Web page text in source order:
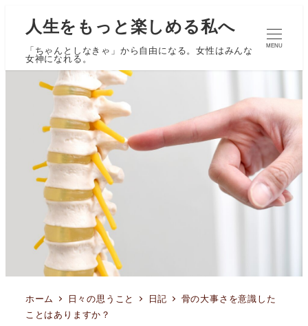
人生をもっと楽しめる私へ
「ちゃんとしなきゃ」から自由になる。女性はみんな
女神になれる。
MENU
ホーム 日々の思うこと 日記
骨の大事さを意識した
ことはありますか？